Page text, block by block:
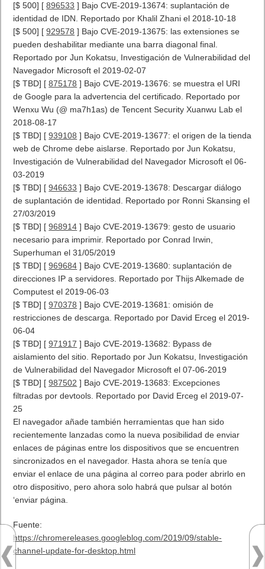
[$ 500] [896533 ] Bajo CVE-2019-13674: suplantación de
identidad de IDN. Reportado por Khalil Zhani el 2018-10-18
[$ 500] [929578 ] Bajo CVE-2019-13675: las extensiones se
pueden deshabilitar mediante una barra diagonal final.
Reportado por Jun Kokatsu, Investigación de Vulnerabilidad del
Navegador Microsoft el 2019-02-07
[$ TBD] [875178 ] Bajo CVE-2019-13676: se muestra el URI
de Google para la advertencia del certificado. Reportado por
Wenxu Wu (@ ma7h1as) de Tencent Security Xuanwu Lab el
2018-08-17
[$ TBD] [939108 ] Bajo CVE-2019-13677: el origen de la tienda
web de Chrome debe aislarse. Reportado por Jun Kokatsu,
Investigación de Vulnerabilidad del Navegador Microsoft el 06-
03-2019
[$ TBD] [946633 ] Bajo CVE-2019-13678: Descargar diálogo
de suplantación de identidad. Reportado por Ronni Skansing el
27/03/2019
[$ TBD] [968914 ] Bajo CVE-2019-13679: gesto de usuario
necesario para imprimir. Reportado por Conrad Irwin,
Superhuman el 31/05/2019
[$ TBD] [969684 ] Bajo CVE-2019-13680: suplantación de
direcciones IP a servidores. Reportado por Thijs Alkemade de
Computest el 2019-06-03
[$ TBD] [970378 ] Bajo CVE-2019-13681: omisión de
restricciones de descarga. Reportado por David Erceg el 2019-
06-04
[$ TBD] [971917 ] Bajo CVE-2019-13682: Bypass de
aislamiento del sitio. Reportado por Jun Kokatsu, Investigación
de Vulnerabilidad del Navegador Microsoft el 07-06-2019
[$ TBD] [987502 ] Bajo CVE-2019-13683: Excepciones
filtradas por devtools. Reportado por David Erceg el 2019-07-
25
El navegador añade también herramientas que han sido
recientemente lanzadas como la nueva posibilidad de enviar
enlaces de páginas entre los dispositivos que se encuentren
sincronizados en el navegador. Hasta ahora se tenía que
enviar el enlace de una página al correo para poder abrirlo en
otro dispositivo, pero ahora solo habrá que pulsar al botón
‘enviar página.
Fuente:
https://chromereleases.googleblog.com/2019/09/stable-
channel-update-for-desktop.html